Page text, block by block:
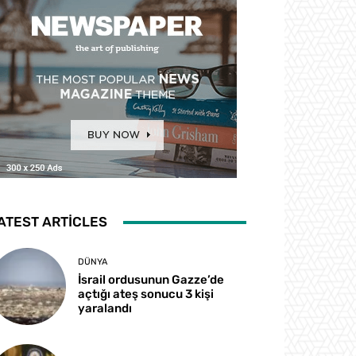
ARTICLES
DÜNYA
İsrail ordusunun Gazze’de
açtığı ateş sonucu 3 kişi
yaralandı